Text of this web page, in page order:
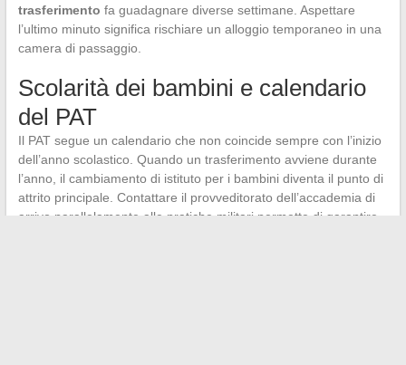
trasferimento fa guadagnare diverse settimane. Aspettare
l’ultimo minuto significa rischiare un alloggio temporaneo in una
camera di passaggio.
Scolarità dei bambini e calendario
del PAT
Il PAT segue un calendario che non coincide sempre con l’inizio
dell’anno scolastico. Quando un trasferimento avviene durante
l’anno, il cambiamento di istituto per i bambini diventa il punto di
attrito principale. Contattare il provveditorato dell’accademia di
arrivo parallelamente alle pratiche militari permette di garantire